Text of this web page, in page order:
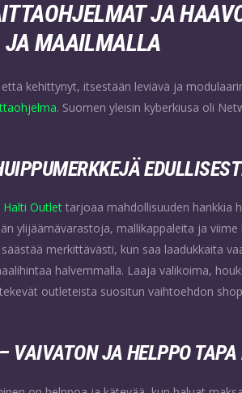
JA
JA MAAILMALLA
kehittynyt, itsestään leviävä ja
. Suomen yleisin kyberkiusa oli
Halti Outlet tarjoaa mahdollisuuden hankkia
ylijäämävarastoja, mallikappaleita ja
merkittävästi, kun saa laadukkaita
halvemmalla. Laaja valikoima,
outleteista suositun vaihtoehdon
VAIVATON JA HELPPO